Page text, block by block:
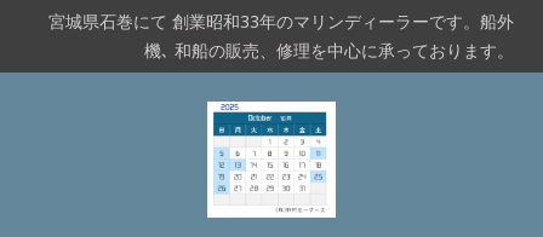
テ
宮城県石巻にて 創業昭和33年のマリンディーラーです。船外
機､ 和船の販売、修理を中心に承っております。